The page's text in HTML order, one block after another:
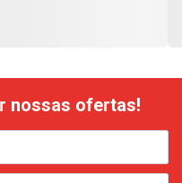
nossas ofertas!